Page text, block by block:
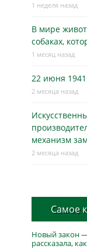
1 неделя назад
В мире
собаках,
1 месяц назад
22 июня
2 месяца назад
механизм
2 месяца назад
Самое
Новый закон
рассказала,